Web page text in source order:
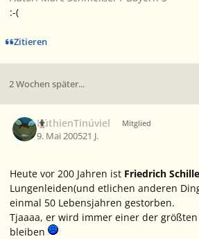
:-(
Zitieren
2 Wochen später...
LúthienTinúviel Mitglied
9. Mai 200521 J.
Heute vor 200 Jahren ist Friedrich
Lungenleiden(und etlichen anderen
einmal 50 Lebensjahren gestorben.
Tjaaaa, er wird immer einer der
bleiben